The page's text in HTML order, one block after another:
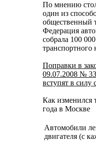
По мнению
один из
общественный
Федерация
собрала 100
транспортного
Поправки в
09.07.2008 №
вступят в силу
Как изменился
года в Москве
Автомобили
двигателя (с